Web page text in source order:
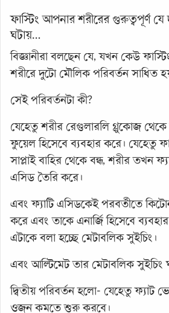
ফাস্টিং আপনার শরীরের গুরুত্বপূর্ণ
ঘটায়…
বিজ্ঞানীরা বলছেন যে, যখন কেউ
শরীরে দুটো মৌলিক পরিবর্তন সাধিত
সেই পরিবর্তনটা কী?
যেহেতু শরীর রেগুলারলি গ্লুকোজ থেকে
ফুয়েল হিসেবে ব্যবহার করে। যেহেতু
সাপ্লাই বাহির থেকে বন্ধ, শরীর তখন
এসিড তৈরি করে।
এবং ফ্যাটি এসিডকেই পরবর্তীতে
করে এবং তাকে এনার্জি হিসেবে
এটাকে বলা হচ্ছে মেটাবলিক সুইচিং।
এবং আল্টিমেট তার মেটাবলিক সুইচিং
দ্বিতীয় পরিবর্তন হলো- যেহেতু ফ্যাট
ওজন কমতে শুরু করবে।